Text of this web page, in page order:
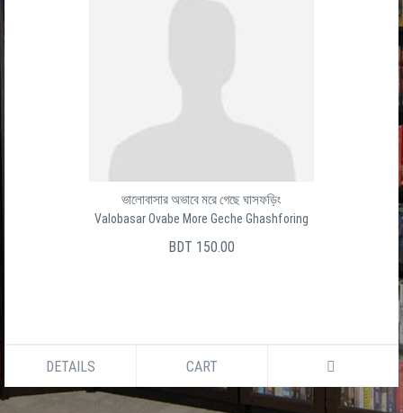
ভালোবাসার অভাবে মরে গেছে ঘাসফড়িং
Valobasar Ovabe More Geche Ghashforing
BDT 150.00
DETAILS CART